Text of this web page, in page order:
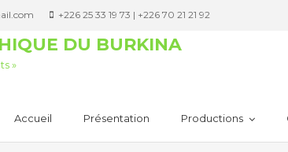
+226 25 33 19 73 | +226 70 21 21 92
DU BURKINA
»
Accueil Présentation Productions